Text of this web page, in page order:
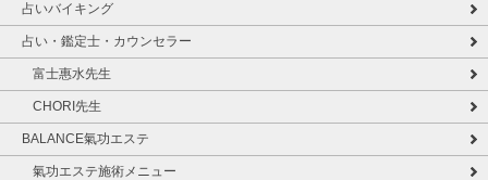
占いバイキング
占い・鑑定士・カウンセラー
富士惠水先生
CHORI先生
BALANCE氣功エステ
氣功エステ施術メニュー